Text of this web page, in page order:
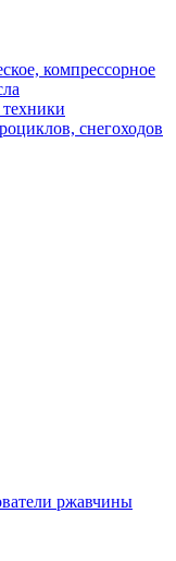
компрессорное
снегоходов
ржавчины